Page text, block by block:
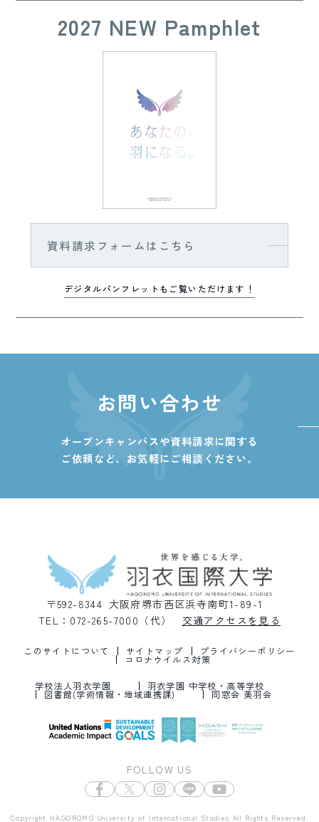
2027 NEW Pamphlet
資料請求フォームはこちら
デジタルパンフレットもご覧いただけます！
お問い合わせ
オープンキャンパスや資料請求に関する
ご依頼など、 お気軽にご相談ください。
〒592-8344 大阪府堺市西区浜寺南町1-89-1
TEL：072-265-7000（代）
交通アクセスを見る
このサイトについて サイトマップ プライバシーポリシー
コロナウイルス対策
学校法人羽衣学園 羽衣学園 中学校・高等学校
図書館(学術情報・地域連携課) 同窓会 美羽会
FOLLOW US
Copyright HAGOROMO University of International Studies All Rights Reserved.